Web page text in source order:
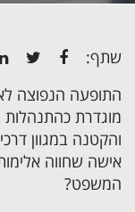
שתף:
התופעה הנפוצה
מוגדרת
והקטנה במגוון
אישה שחווה
המשפט?